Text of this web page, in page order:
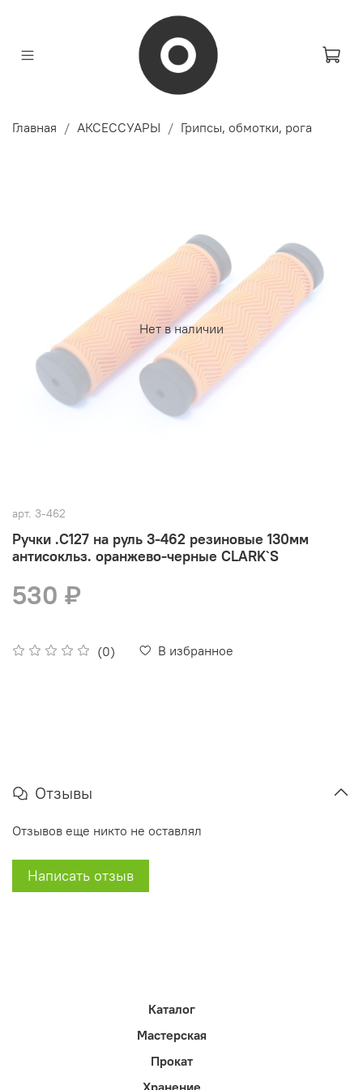
Главная АКСЕССУАРЫ Грипсы, обмотки, рога
Нет в наличии
арт. 3-462
Ручки .С127 на руль 3-462 резиновые 130мм
антисокльз. оранжево-черные CLARK`S
(0) В избранное
530 ₽
Отзывы
Отзывов еще никто не оставлял
Написать отзыв
Каталог
Мастерская
Прокат
Хранение